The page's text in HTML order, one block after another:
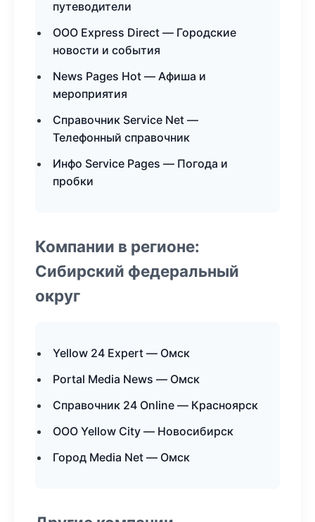
путеводители
ООО Express Direct — Городские
новости и события
News Pages Hot — Афиша и
мероприятия
Справочник Service Net —
Телефонный справочник
Инфо Service Pages — Погода и
пробки
Компании в регионе:
Сибирский федеральный
округ
Yellow 24 Expert — Омск
Portal Media News — Омск
Справочник 24 Online — Красноярск
ООО Yellow City — Новосибирск
Город Media Net — Омск